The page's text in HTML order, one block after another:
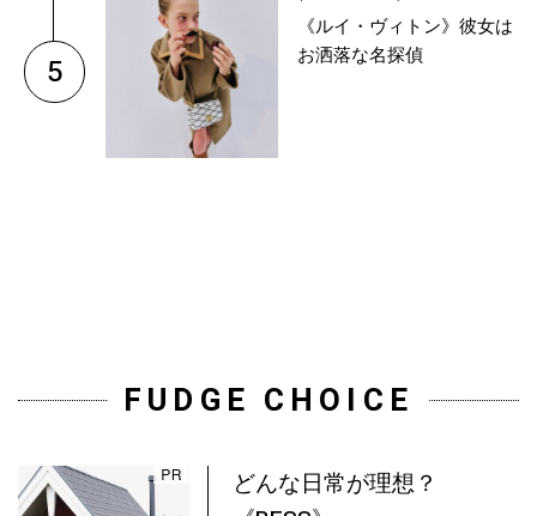
5
《ルイ・ヴィトン》彼女は
お洒落な名探偵
FUDGE CHOICE
どんな日常が理想？